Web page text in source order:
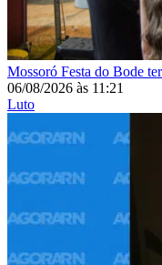
Mossoró Festa do Bode
06/08/2026 às 11:21
Luto